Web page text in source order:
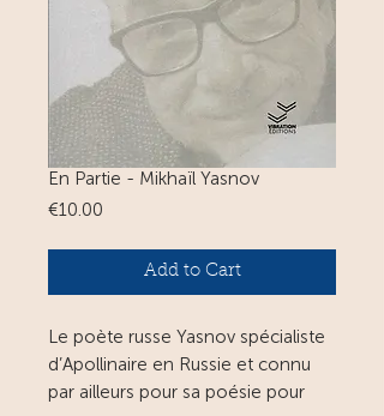
En Partie - Mikhaïl Yasnov
€10.00
Add to Cart
Le poète russe Yasnov spécialiste
d’Apollinaire en Russie et connu
par ailleurs pour sa poésie pour